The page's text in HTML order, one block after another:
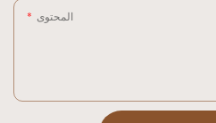
المحتوى